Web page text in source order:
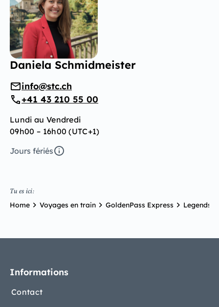
Daniela Schmidmeister
info@stc.ch
+41 43 210 55 00
Lundi au Vendredi
09h00 – 16h00 (UTC+1)
Jours fériés
Tu es ici:
Home Voyages en train GoldenPass Express Legends
Informations
Contact